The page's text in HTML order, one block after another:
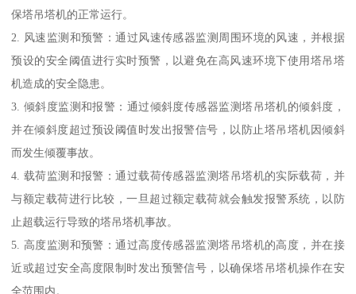
保塔吊塔机的正常运行。
2. 风速监测和预警：通过风速传感器监测周围环境的风速，并根据
预设的安全阈值进行实时预警，以避免在高风速环境下使用塔吊塔
机造成的安全隐患。
3. 倾斜度监测和报警：通过倾斜度传感器监测塔吊塔机的倾斜度，
并在倾斜度超过预设阈值时发出报警信号，以防止塔吊塔机因倾斜
而发生倾覆事故。
4. 载荷监测和报警：通过载荷传感器监测塔吊塔机的实际载荷，并
与额定载荷进行比较，一旦超过额定载荷就会触发报警系统，以防
止超载运行导致的塔吊塔机事故。
5. 高度监测和预警：通过高度传感器监测塔吊塔机的高度，并在接
近或超过安全高度限制时发出预警信号，以确保塔吊塔机操作在安
全范围内。